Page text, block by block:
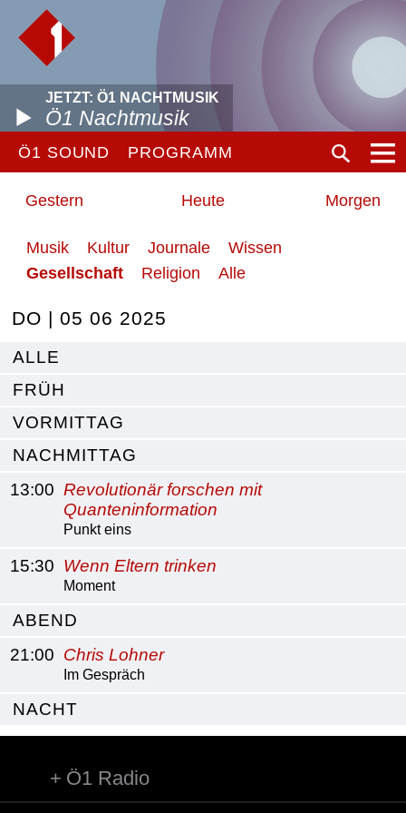
JETZT: Ö1 NACHTMUSIK
Ö1 Nachtmusik
Ö1 SOUND PROGRAMM
Gestern Heute Morgen
Musik Kultur Journale
Wissen
Gesellschaft
Religion Alle
DO | 05 06 2025
ALLE
FRÜH
VORMITTAG
NACHMITTAG
13:00 Revolutionär forschen mit
Quanteninformation
Punkt eins
15:30 Wenn Eltern trinken
Moment
ABEND
21:00 Chris Lohner
Im Gespräch
NACHT
Ö1 Radio